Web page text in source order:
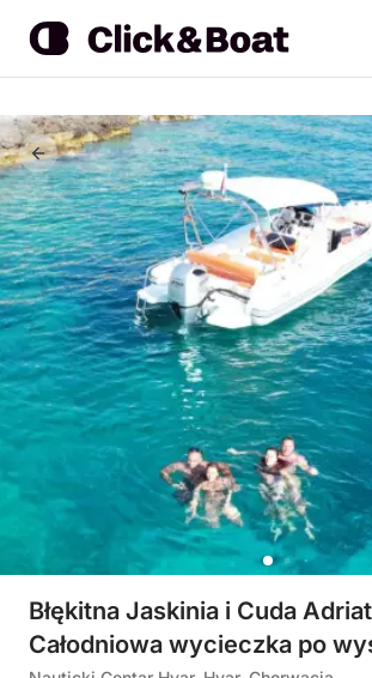
Błękitna Jaskinia i Cuda
Całodniowa wycieczka po